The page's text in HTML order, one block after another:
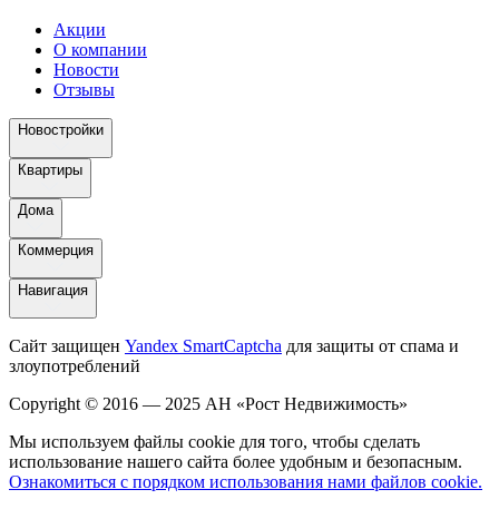
Акции
О компании
Новости
Отзывы
Новостройки
Квартиры
Дома
Коммерция
Навигация
Сайт защищен Yandex SmartCaptcha для защиты от спама и
злоупотреблений
Copyright © 2016 — 2025 АН «Рост Недвижимость»
Мы используем файлы cookie для того, чтобы сделать
использование нашего сайта более удобным и безопасным.
Ознакомиться с порядком использования нами файлов cookie.